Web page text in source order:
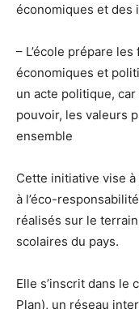
économiques et des
– L’école prépare
économiques et
un acte politique,
pouvoir, les valeurs
ensemble
Cette initiative vise
à l’éco-
réalisés sur le
scolaires du pays.
Elle s’inscrit dans le
Plan), un réseau